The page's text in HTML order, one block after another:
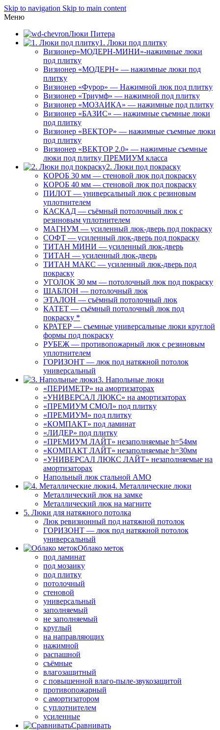
Skip to navigation Skip to main content
Меню
Люки Питера
1. Люки под плитку
Визионер»МОДЕРН-МИНИ»-нажимные люки
под плитку
Визионер «МОДЕРН» — нажимные люки под
плитку
Визионер «Фурор» — Нажимной люк под плитку
Визионер «Триумф» — нажимной под плитку
Визионер «МОЗАИКА» — нажимные под плитку
Визионер «БАЗИС» — нажимные съемные люки
под плитку
Визионер «ВЕКТОР» — нажимные съемные люки
под плитку
Визионер «ВЕКТОР 2.0» — нажимные съемные
люки под плитку ПРЕМИУМ класса
2. Люки под покраску
КОРОБ 30 мм — стеновой люк под покраску
КОРОБ 40 мм — стеновой люк под покраску
ПИЛОТ — универсальный люк с резиновым
уплотнителем
КАСКАД — съёмный потолочный люк с
резиновым уплотнителем
МАГНУМ — усиленный люк-дверь под покраску
СОФТ — усиленный люк-дверь под покраску
ТИТАН МИНИ — усиленный люк-дверь
ТИТАН — усиленный люк-дверь
ТИТАН МАКС — усиленный люк-дверь под
покраску
УГОЛОК 30 мм — потолочный люк под покраску
ШАБЛОН — потолочный люк
ЭТАЛОН — съёмный потолочный люк
КАТЕТ — съёмный потолочный люк под
покраску *
КРАТЕР — съемные универсальные люки круглой
формы под покраску
РУБЕЖ — противопожарный люк с резиновым
уплотнителем
ГОРИЗОНТ — люк под натяжной потолок
универсальный
3. Напольные люки
«ПЕРИМЕТР» на амортизаторах
«УНИВЕРСАЛ ЛЮКС» на амортизаторах
«ПРЕМИУМ СМОЛ» под плитку
«ПРЕМИУМ» под плитку
«КОМПАКТ» под ламинат
«ЛИДЕР» под плитку
«ПРЕМИУМ ЛАЙТ» незаполняемые h=54мм
«КОМПАКТ ЛАЙТ» незаполняемые h=30мм
«УНИВЕРСАЛ ЛЮКС ЛАЙТ» незаполняемые на
амортизаторах
Напольный люк стальной АМО
4. Металлические люки
Металлический люк на замке
Металлический люк на магните
5. Люки для натяжного потолка
Люк ревизионный под натяжной потолок
ГОРИЗОНТ — люк под натяжной потолок
универсальный
Облако меток
под ламинат
под мозаику
под плитку
потолочный
стеновой
универсальный
заполняемый
не заполняемый
круглый
на направляющих
нажимной
распашной
съёмные
влагозащитный
с повышенной влаго-пыле-звукозащитой
противопожарный
с амортизатором
с уплотнителем
усиленные
Сравнивать